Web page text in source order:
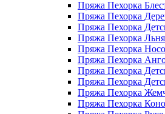
Пряжа Пехорка
Пряжа Пехорка
Пряжа Пехорка
Пряжа Пехорка
Пряжа Пехорка
Пряжа Пехорка
Пряжа Пехорка
Пряжа Пехорка
Пряжа Пехорка
Пряжа Пехорка